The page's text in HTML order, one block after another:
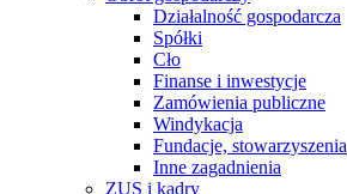
Działalność gospodarcza
Spółki
Cło
Finanse i inwestycje
Zamówienia publiczne
Windykacja
Fundacje, stowarzyszenia
Inne zagadnienia
ZUS i kadry